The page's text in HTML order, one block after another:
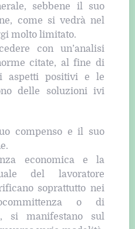
sebbene il suo
come si vedrà nel
molto limitato.
con un’analisi
citate, al fine di
aspetti positivi e le
delle soluzioni ivi
compenso e il suo
economica e la
del lavoratore
soprattutto nei
o di
si manifestano sul